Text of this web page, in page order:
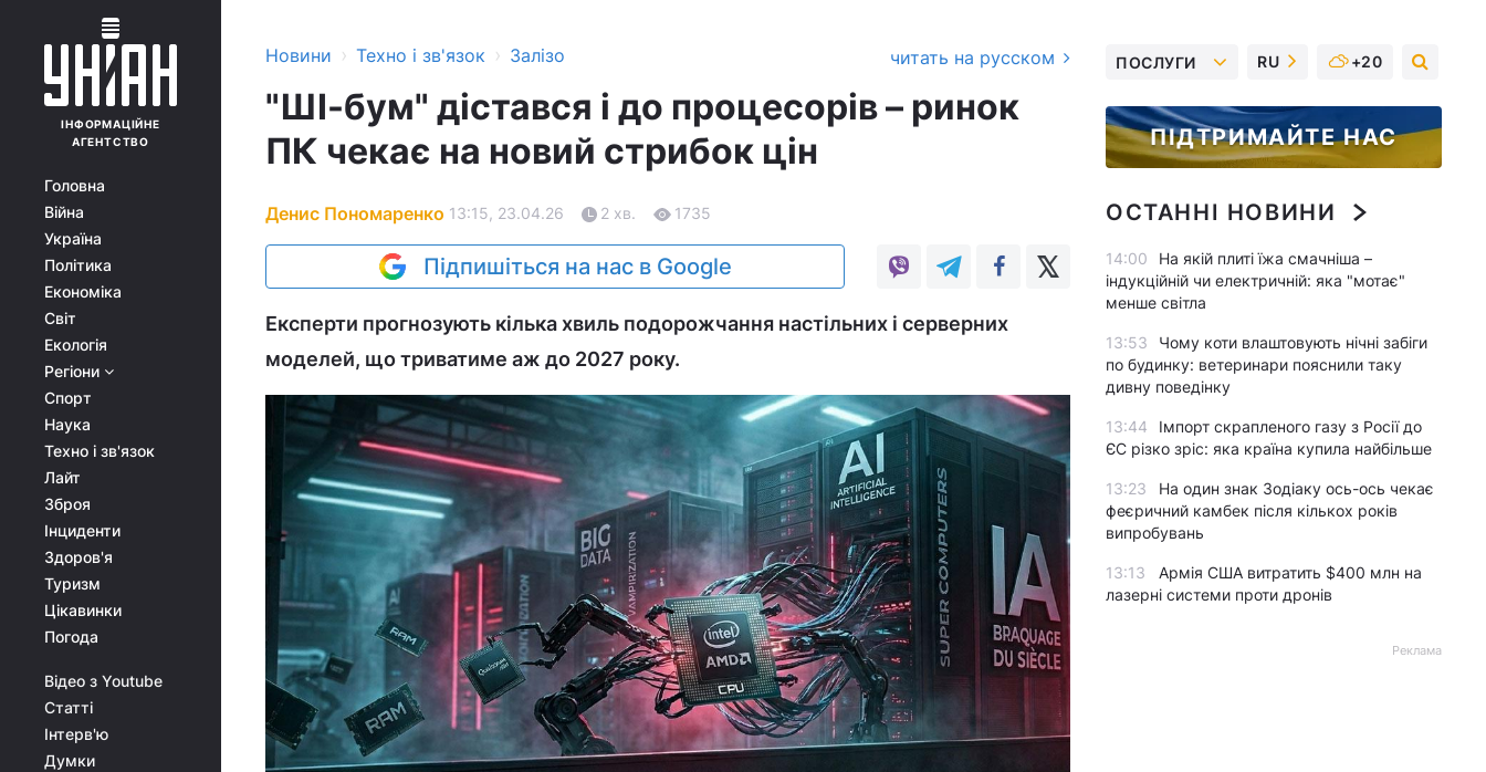
ІНФОРМАЦІЙНЕ
АГЕНТСТВО
Головна
Війна
Україна
Політика
Економіка
Світ
Екологія
Регіони
Спорт
Наука
Техно і зв'язок
Лайт
Зброя
Інциденти
Здоров'я
Туризм
Цікавинки
Погода
Відео з Youtube
Статті
Інтерв'ю
Думки
Новини › Техно і зв'язок › Залізо читать на русском
"ШІ-бум" дістався і до процесорів – ринок
ПК чекає на новий стрибок цін
Денис Пономаренко 13:15, 23.04.26 2 хв. 1735
Підпишіться на нас в Google
Експерти прогнозують кілька хвиль подорожчання настільних і серверних
моделей, що триватиме аж до 2027 року.
ПОСЛУГИ RU +20
ПІДТРИМАЙТЕ НАС
ОСТАННІ НОВИНИ
14:00
На якій плиті їжа смачніша –
індукційній чи електричній: яка "мотає"
менше світла
13:53
Чому коти влаштовують нічні забіги
по будинку: ветеринари пояснили таку
дивну поведінку
13:44
Імпорт скрапленого газу з Росії до
ЄС різко зріс: яка країна купила найбільше
13:23
На один знак Зодіаку ось-ось чекає
феєричний камбек після кількох років
випробувань
13:13
Армія США витратить $400 млн на
лазерні системи проти дронів
Реклама